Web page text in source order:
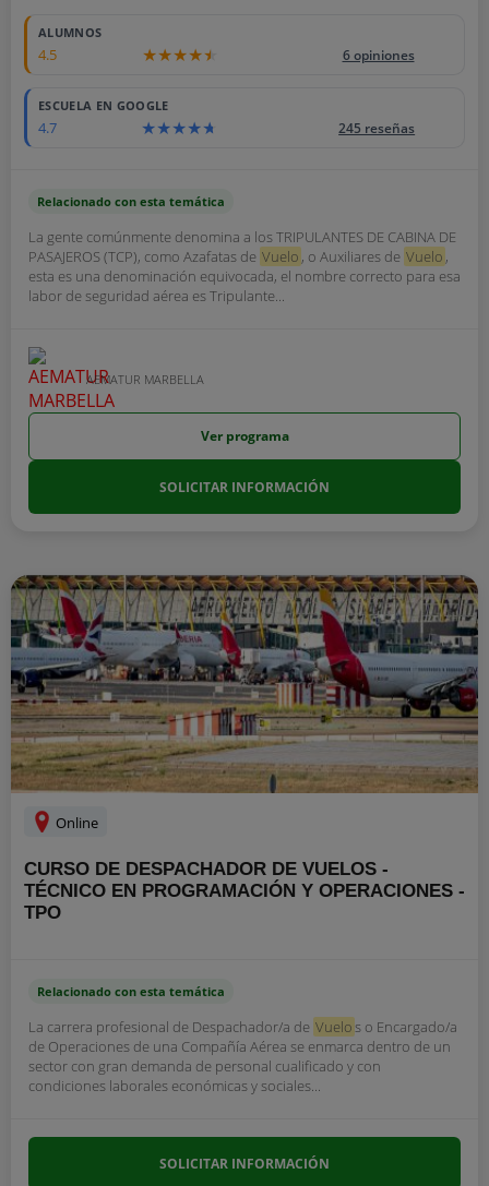
ALUMNOS
4.5 6 opiniones
ESCUELA EN GOOGLE
4.7 245 reseñas
Relacionado con esta temática
La gente comúnmente denomina a los TRIPULANTES DE CABINA DE
PASAJEROS (TCP), como Azafatas de Vuelo , o Auxiliares de Vuelo ,
esta es una denominación equivocada, el nombre correcto para esa
labor de seguridad aérea es Tripulante...
AEMATUR MARBELLA
Ver programa
SOLICITAR INFORMACIÓN
Online
CURSO DE DESPACHADOR DE VUELOS -
TÉCNICO EN PROGRAMACIÓN Y OPERACIONES -
TPO
Relacionado con esta temática
La carrera profesional de Despachador/a de Vuelos o Encargado/a
de Operaciones de una Compañía Aérea se enmarca dentro de un
sector con gran demanda de personal cualificado y con
condiciones laborales económicas y sociales...
SOLICITAR INFORMACIÓN